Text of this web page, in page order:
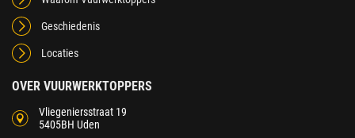
Geschiedenis
Locaties
OVER VUURWERKTOPPERS
Vliegeniersstraat 19
5405BH Uden